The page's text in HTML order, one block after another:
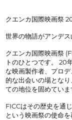
クエンカ国際映画祭
世界の物語がアンデス
クエンカ国際映画祭
トのひとつです。 20
な映画製作者、プロ
的な出会いの場とな
ての地位を固めていま
FICCはその歴史を通
という映画祭の使命